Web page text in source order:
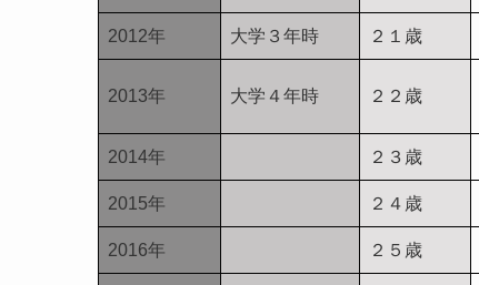
2012年 大学３年時 ２１歳
2013年 大学４年時 ２２歳
2014年 ２３歳
2015年 ２４歳
2016年 ２５歳